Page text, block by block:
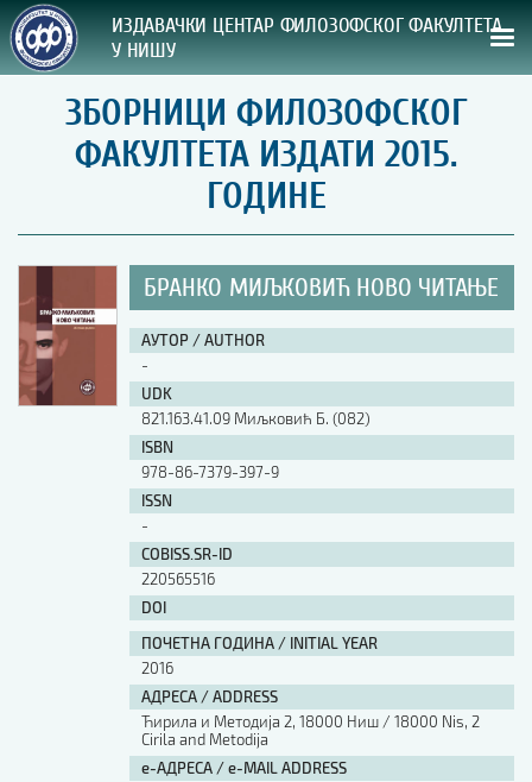
ИЗДАВАЧКИ ЦЕНТАР ФИЛОЗОФСКОГ ФАКУЛТЕТА
У НИШУ
СВА НАША ИЗДАЊА
ВРСТА ИЗДАЊА:
ПРЕГЛЕД
УПУТСТВА
УПУТСТВА
Правилник о издавачкој делатности
Упутство ауторима
Упутство уредницима
Изјава о ауторству
Изјава о лектури
Изјава о коришћењу ауторског дела
Упутство за бирање лиценце
Уговор са аутором
Шаблон прве стране и импресума [B5, ћир]
Шаблон прве стране и импресума [B5, лат]
Шаблон прве стране и импресума [B5, енг]
Етички кодекс
ЗБОРНИЦИ ФИЛОЗОФСКОГ
ФАКУЛТЕТА ИЗДАТИ 2015.
ГОДИНЕ
БРАНКО МИЉКОВИЋ НОВО ЧИТАЊЕ
АУТОР / AUTHOR
-
UDK
821.163.41.09 Миљковић Б. (082)
ISBN
978-86-7379-397-9
ISSN
-
COBISS.SR-ID
220565516
DOI
ПОЧЕТНА ГОДИНА / INITIAL YEAR
2016
АДРЕСА / ADDRESS
Ћирила и Методија 2, 18000 Ниш / 18000 Nis, 2
Cirila and Metodija
е-АДРЕСА / e-MAIL ADDRESS